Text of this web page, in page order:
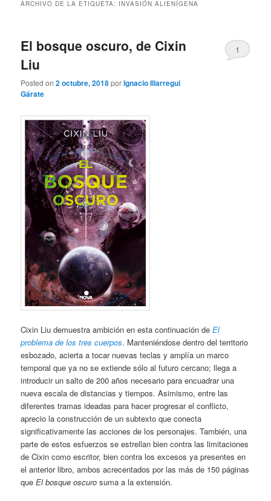
ARCHIVO DE LA ETIQUETA: INVASIÓN ALIENÍGENA
El bosque oscuro, de Cixin
Liu
Posted on2 octubre, 2018porIgnacio Illarregui
Gárate
1
Cixin Liu demuestra ambición en esta continuación deEl
problema de los tres cuerpos. Manteniéndose dentro del territorio
esbozado, acierta a tocar nuevas teclas y amplía un marco
temporal que ya no se extiende sólo al futuro cercano; llega a
introducir un salto de 200 años necesario para encuadrar una
nueva escala de distancias y tiempos. Asimismo, entre las
diferentes tramas ideadas para hacer progresar el conflicto,
aprecio la construcción de un subtexto que conecta
significativamente las acciones de los personajes. También, una
parte de estos esfuerzos se estrellan bien contra las limitaciones
de Cixin como escritor, bien contra los excesos ya presentes en
el anterior libro, ambos acrecentados por las más de 150 páginas
queEl bosque oscuro suma a la extensión.